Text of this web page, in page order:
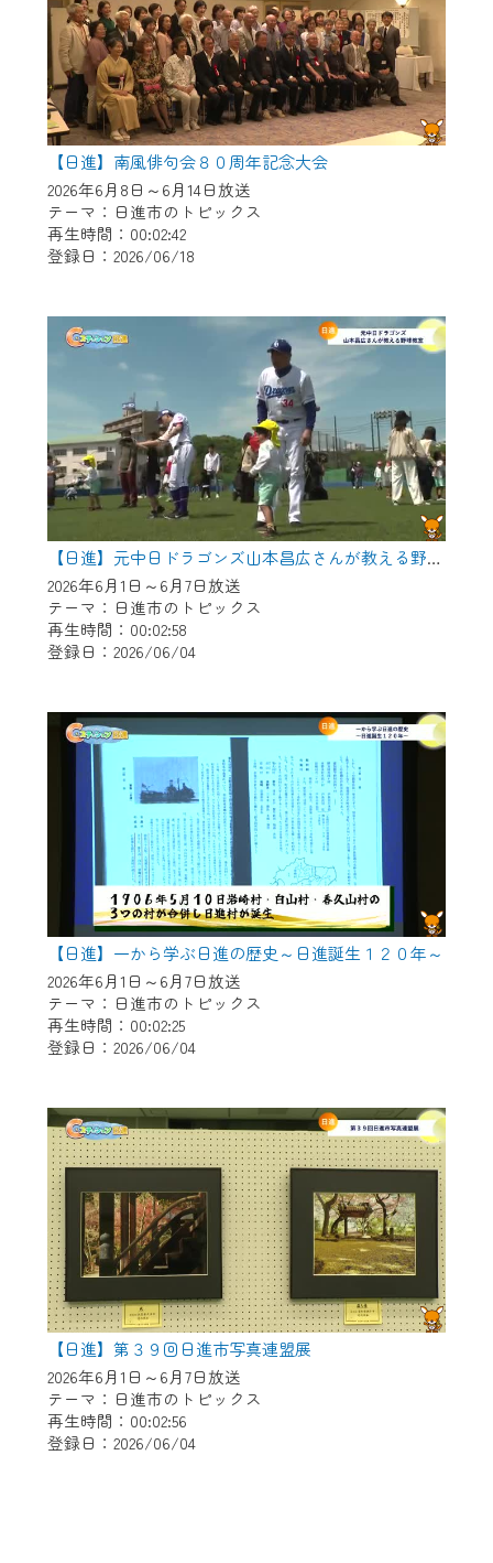
【日進】南風俳句会８０周年記念大会
2026年6月8日～6月14日放送
テーマ：日進市のトピックス
再生時間：00:02:42
登録日：2026/06/18
【日進】元中日ドラゴンズ山本昌広さんが教える野球教室
2026年6月1日～6月7日放送
テーマ：日進市のトピックス
再生時間：00:02:58
登録日：2026/06/04
【日進】一から学ぶ日進の歴史～日進誕生１２０年～
2026年6月1日～6月7日放送
テーマ：日進市のトピックス
再生時間：00:02:25
登録日：2026/06/04
【日進】第３９回日進市写真連盟展
2026年6月1日～6月7日放送
テーマ：日進市のトピックス
再生時間：00:02:56
登録日：2026/06/04